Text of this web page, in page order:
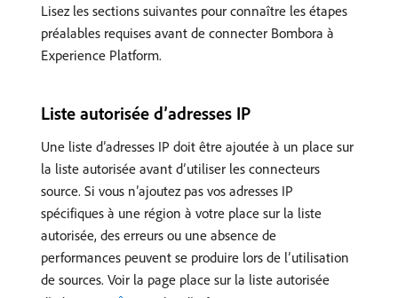
Lisez les sections suivantes pour connaître les étapes
préalables requises avant de connecter Bombora à
Experience Platform.
Liste autorisée d’adresses IP
Une liste d’adresses IP doit être ajoutée à un place sur
la liste autorisée avant d’utiliser les connecteurs
source. Si vous n’ajoutez pas vos adresses IP
spécifiques à une région à votre place sur la liste
autorisée, des erreurs ou une absence de
performances peuvent se produire lors de l’utilisation
de sources. Voir la page place sur la liste autorisée